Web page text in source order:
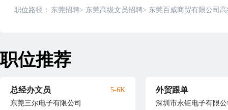
职位路径： 东莞招聘> 东莞高级文员招聘> 东莞百威商贸有限公司
职位推荐
总经办文员
东莞三尔电子有限公司
5-6K 外贸跟单
深圳市永钜电子有限